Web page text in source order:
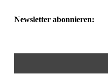
Newsletter abonnieren: